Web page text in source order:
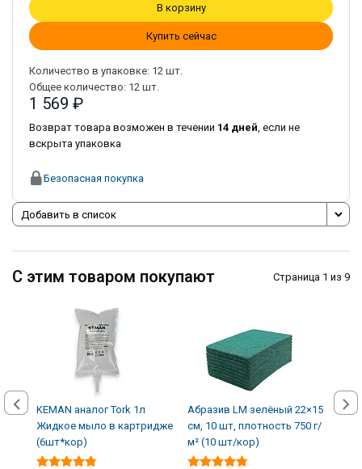
В корзину
Купить сейчас
Количество в упаковке: 12 шт.
Общее количество: 12 шт.
1 569 ₽
Возврат товара возможен в течении 14 дней , если не
вскрыта упаковка
Безопасная покупка
Добавить в список
С этим товаром покупают Страница 1 из 9
KEMAN аналог Tork 1л
Жидкое мыло в картридже
(6шт*кор)
Абразив LM зелёный 22×15
см, 10 шт, плотность 750 г/
м² (10 шт/кор)